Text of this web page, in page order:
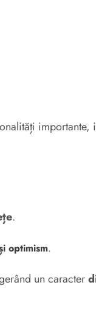
importante,
.
optimism.
un caracter